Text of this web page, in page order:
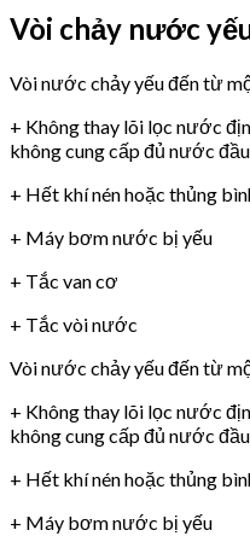
Vòi chảy nước
Vòi nước chảy yếu đến từ
+ Không thay lõi lọc nước
không cung cấp đủ nước
+ Hết khí nén hoặc thủng
+ Máy bơm nước bị yếu
+ Tắc van cơ
+ Tắc vòi nước
Vòi nước chảy yếu đến từ
+ Không thay lõi lọc nước
không cung cấp đủ nước
+ Hết khí nén hoặc thủng
+ Máy bơm nước bị yếu